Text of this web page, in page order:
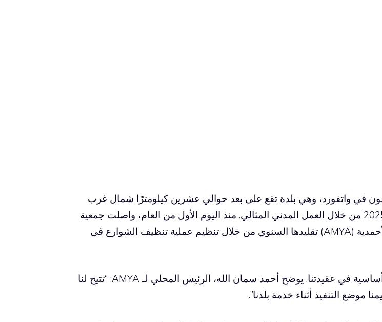
في واتفورد، وهي بلدة تقع على بعد حوالي عشرين كيلومترًا شمال غرب
لندن، المسار لعام 2025 من خلال العمل المدني المثالي. منذ اليوم الأول من العام، واصلت جمعية
الشباب الإسلامي الأحمدية (AMYA) تقليدها السنوي من خلال تنظيم عملية تنظيف الشوارع في
“النظافة هي ركيزة أساسية في عقيدتنا. يوضح أحمد سمان الله، الرئيس المحلي لـ AMYA: “تتيح لنا
موضع التنفيذ أثناء خدمة بلدنا”.